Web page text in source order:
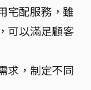
宅配服務，雖
可以滿足顧客
求，制定不同